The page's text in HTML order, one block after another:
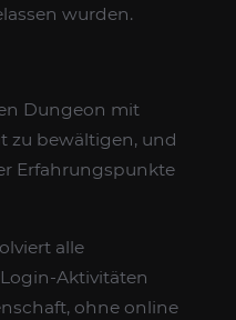
wurden.
Dungeon mit
zu bewältigen, und
Erfahrungspunkte
alle
Aktivitäten
ohne online